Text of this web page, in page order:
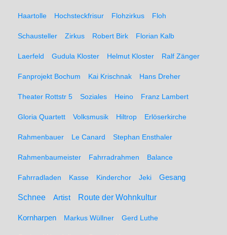
Haartolle Hochsteckfrisur Flohzirkus Floh
Schausteller Zirkus Robert Birk Florian Kalb
Laerfeld Gudula Kloster Helmut Kloster Ralf Zänger
Fanprojekt Bochum Kai Krischnak Hans Dreher
Theater Rottstr 5 Soziales Heino Franz Lambert
Gloria Quartett Volksmusik Hiltrop Erlöserkirche
Rahmenbauer Le Canard Stephan Ensthaler
Rahmenbaumeister Fahrradrahmen Balance
Fahrradladen Kasse Kinderchor Jeki Gesang
Schnee Artist Route der Wohnkultur
Kornharpen Markus Wüllner Gerd Luthe